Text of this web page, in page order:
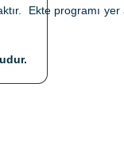
Ekte programı